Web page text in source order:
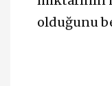
olduğunu